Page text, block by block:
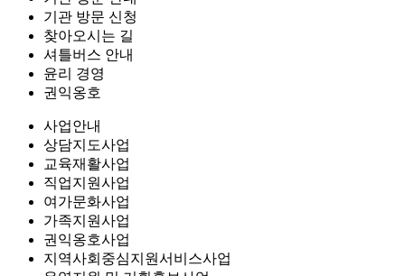
기관 방문 신청
찾아오시는 길
셔틀버스 안내
윤리 경영
권익옹호
사업안내
상담지도사업
교육재활사업
직업지원사업
여가문화사업
가족지원사업
권익옹호사업
지역사회중심지원서비스사업